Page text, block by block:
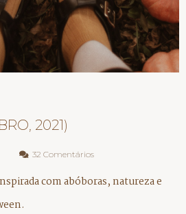
2021)
32 Comentários
com abóboras, natureza e